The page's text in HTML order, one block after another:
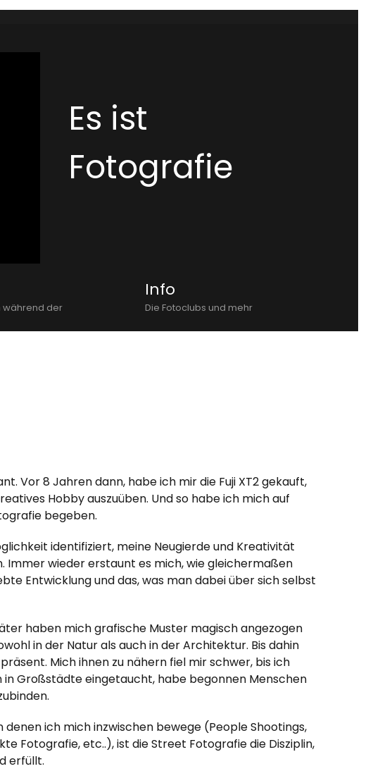
Es ist
Fotografie
der
Info
Die Fotoclubs und mehr
Vor 8 Jahren dann, habe ich mir die Fuji XT2 gekauft,
Hobby auszuüben. Und so habe ich mich auf
begeben.
identifiziert, meine Neugierde und Kreativität
Immer wieder erstaunt es mich, wie gleichermaßen
Entwicklung und das, was man dabei über sich selbst
haben mich grafische Muster magisch angezogen
in der Natur als auch in der Architektur. Bis dahin
Mich ihnen zu nähern fiel mir schwer, bis ich
Großstädte eingetaucht, habe begonnen Menschen
ich mich inzwischen bewege (People Shootings,
Fotografie, etc..), ist die Street Fotografie die Disziplin,
erfüllt.